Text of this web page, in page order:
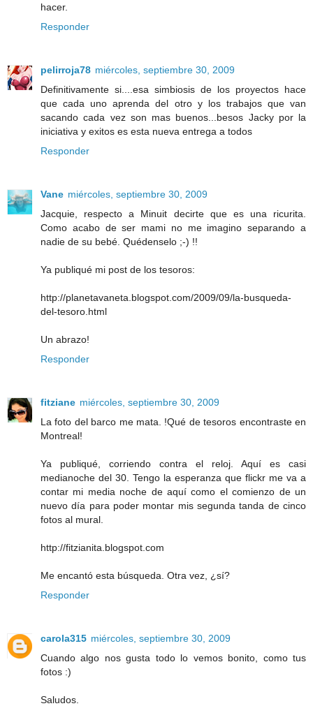
hacer.
Responder
pelirroja78 miércoles, septiembre 30, 2009
Definitivamente si....esa simbiosis de los proyectos hace
que cada uno aprenda del otro y los trabajos que van
sacando cada vez son mas buenos...besos Jacky por la
iniciativa y exitos es esta nueva entrega a todos
Responder
Vane miércoles, septiembre 30, 2009
Jacquie, respecto a Minuit decirte que es una ricurita.
Como acabo de ser mami no me imagino separando a
nadie de su bebé. Quédenselo ;-) !!
Ya publiqué mi post de los tesoros:
http://planetavaneta.blogspot.com/2009/09/la-busqueda-
del-tesoro.html
Un abrazo!
Responder
fitziane miércoles, septiembre 30, 2009
La foto del barco me mata. !Qué de tesoros encontraste en
Montreal!
Ya publiqué, corriendo contra el reloj. Aquí es casi
medianoche del 30. Tengo la esperanza que flickr me va a
contar mi media noche de aquí como el comienzo de un
nuevo día para poder montar mis segunda tanda de cinco
fotos al mural.
http://fitzianita.blogspot.com
Me encantó esta búsqueda. Otra vez, ¿sí?
Responder
carola315 miércoles, septiembre 30, 2009
Cuando algo nos gusta todo lo vemos bonito, como tus
fotos :)
Saludos.